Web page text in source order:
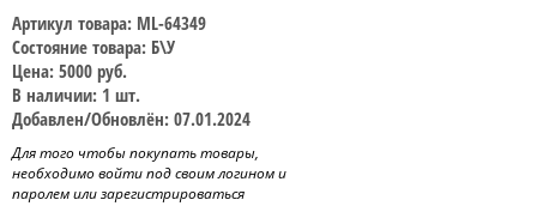
Артикул товара: ML-64349
Состояние товара: Б\У
Цена: 5000 руб.
В наличии: 1 шт.
Добавлен/Обновлён: 07.01.2024
Для того чтобы покупать товары,
необходимо войти под своим логином и
паролем или зарегистрироваться